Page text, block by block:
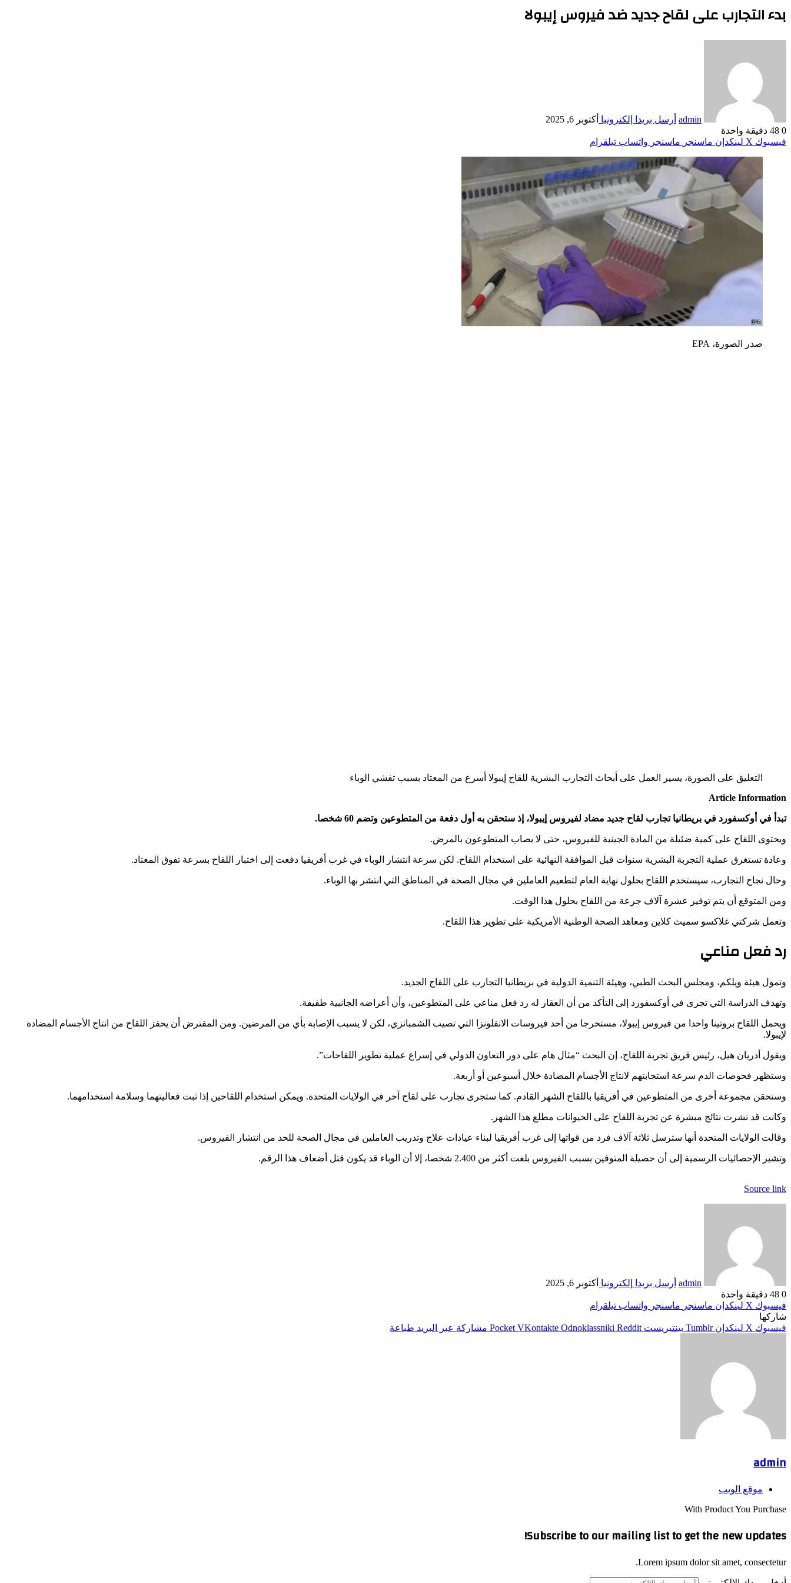
بدء التجارب على لقاح جديد ضد فيروس إيبولا
admin أرسل بريدا إلكترونيا أكتوبر 6, 2025
0
دقيقة واحدة
فيسبوك ‫X لينكدإن ماسنجر ماسنجر واتساب تيلقرام
صدر الصورة، EPA
التعليق على الصورة، يسير العمل على أبحاث التجارب البشرية للقاح إيبولا أسرع من المعتاد بسبب تفشي الوباء
Article Information
تبدأ في أوكسفورد في بريطانيا تجارب لقاح جديد مضاد لفيروس إيبولا، إذ ستحقن به أول دفعة من المتطوعين وتضم 60 شخصا.
ويحتوى اللقاح على كمية ضئيلة من المادة الجينية للفيروس، حتى لا يصاب المتطوعون بالمرض.
وعادة تستغرق عملية التجربة البشرية سنوات قبل الموافقة النهائية على استخدام اللقاح. لكن سرعة انتشار الوباء في غرب أفريقيا دفعت إلى اختبار اللقاح بسرعة تفوق المعتاد.
وحال نجاح التجارب، سيستخدم اللقاح بحلول نهاية العام لتطعيم العاملين في مجال الصحة في المناطق التي انتشر بها الوباء.
ومن المتوقع أن يتم توفير عشرة آلاف جرعة من اللقاح بحلول هذا الوقت.
وتعمل شركتي غلاكسو سميث كلاين ومعاهد الصحة الوطنية الأمريكية على تطوير هذا اللقاح.
رد فعل مناعي
وتمول هيئة ويلكم، ومجلس البحث الطبي، وهيئة التنمية الدولية في بريطانيا التجارب على اللقاح الجديد.
وتهدف الدراسة التي تجرى في أوكسفورد إلى التأكد من أن العقار له رد فعل مناعي على المتطوعين، وأن أعراضه الجانبية طفيفة.
ويحمل اللقاح بروتينا واحدا من فيروس إيبولا، مستخرجا من أحد فيروسات الانفلونزا التي تصيب الشمبانزي، لكن لا يسبب الإصابة بأي من المرضين. ومن المفترض أن يحفز اللقاح من انتاج الأجسام المضادة
لإيبولا.
ويقول أدريان هيل، رئيس فريق تجربة اللقاح، إن البحث “مثال هام على دور التعاون الدولي في إسراع عملية تطوير اللقاحات”.
وستظهر فحوصات الدم سرعة استجابتهم لانتاج الأجسام المضادة خلال أسبوعين أو أربعة.
وستحقن مجموعة أخرى من المتطوعين في أفريقيا باللقاح الشهر القادم. كما ستجرى تجارب على لقاح آخر في الولايات المتحدة. ويمكن استخدام اللقاحين إذا ثبت فعاليتهما وسلامة استخدامهما.
وكانت قد نشرت نتائج مبشرة عن تجربة اللقاح على الحيوانات مطلع هذا الشهر.
وقالت الولايات المتحدة أنها سترسل ثلاثة آلاف فرد من قواتها إلى غرب أفريقيا لبناء عيادات علاج وتدريب العاملين في مجال الصحة للحد من انتشار الفيروس.
وتشير الإحصائيات الرسمية إلى أن حصيلة المتوفين بسبب الفيروس بلغت أكثر من 2.400 شخصا، إلا أن الوباء قد يكون قتل أضعاف هذا الرقم.
Source link
admin أرسل بريدا إلكترونيا أكتوبر 6, 2025
0
دقيقة واحدة
فيسبوك ‫X لينكدإن ماسنجر ماسنجر واتساب تيلقرام
شاركها
فيسبوك ‫X لينكدإن بينتيريست Odnoklassniki
‫Pocket مشاركة عبر البريد طباعة
admin
موقع الويب
With Product You Purchase
Subscribe to our mailing list to get the new updates!
Lorem ipsum dolor sit amet, consectetur.